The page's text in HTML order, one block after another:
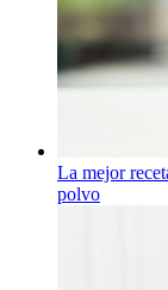
La mejor
polvo